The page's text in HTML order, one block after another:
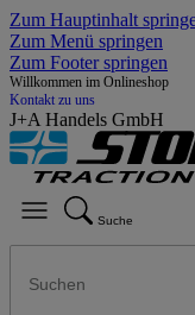
Zum Hauptinhalt
Zum Menü springen
Zum Footer springen
Willkommen im Onlineshop
Kontakt zu uns
J+A Handels GmbH
Suche